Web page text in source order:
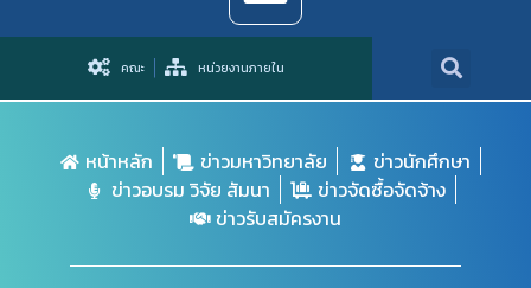
คณะ หน่วยงานภายใน
หน้าหลัก ข่าวมหาวิทยาลัย
ข่าวนักศึกษา
ข่าวอบรม วิจัย สัมนา
ข่าวจัดซื้อจัดจ้าง
ข่าวรับสมัครงาน